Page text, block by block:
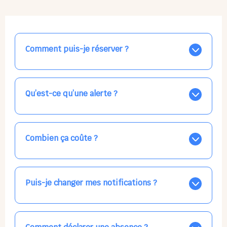
Comment puis-je réserver ?
Nos places libres au quotidien sont affichées jour par
jour dans le calendrier ci-dessus, EN BLEU. Tapez sur
celle qui vous intéresse, choisissez vos horaires, et la
confirmation est immédiate ! Vos accueils
Qu’est-ce qu’une alerte ?
Vous avez besoin d'une solution d'accueil pour une
date précise, ou pour un jour régulier dans la semaine,
mais les places disponibles EN BLEU ne correspondent
pas ? Créez une alerte ponctuelle ou récurrente, ainsi
Combien ça coûte ?
Votre accueil est normalement facturé par la direction
de la crèche, en fin de mois, selon votre taux horaire
habituel. N'hésitez pas à confirmer directement avec
l'équipe lors de la prochaine visite !
Puis-je changer mes notifications ?
Dans votre profil (bouton bleu en haut à droite), vous
pouvez choisir de recevoir les alertes et confirmations
par email, par SMS, par les deux canaux en même